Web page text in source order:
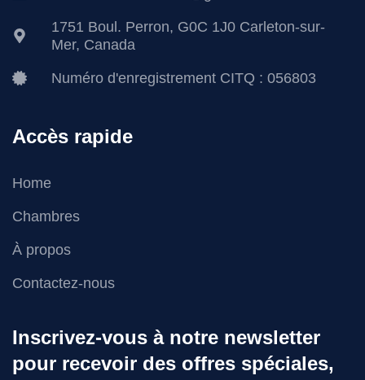
1751 Boul. Perron, G0C 1J0 Carleton-sur-
Mer, Canada
Numéro d'enregistrement CITQ : 056803
Accès rapide
Home
Chambres
À propos
Contactez-nous
Inscrivez-vous à notre newsletter
pour recevoir des offres spéciales,